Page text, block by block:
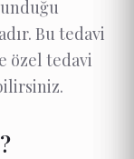
Bu tedavi
özel tedavi